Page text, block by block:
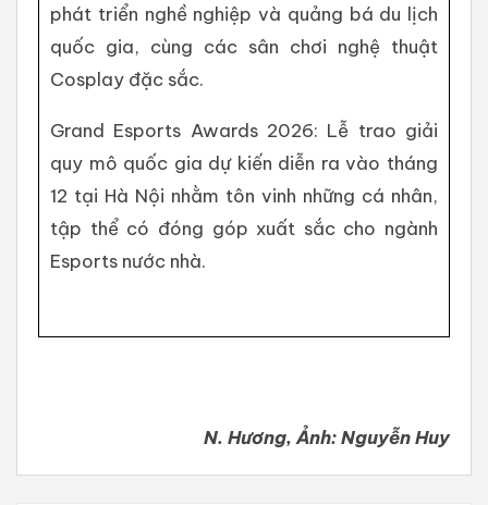
phát triển nghề nghiệp và quảng bá du lịch
quốc gia, cùng các sân chơi nghệ thuật
Cosplay đặc sắc.
Grand Esports Awards 2026: Lễ trao giải
quy mô quốc gia dự kiến diễn ra vào tháng
12 tại Hà Nội nhằm tôn vinh những cá nhân,
tập thể có đóng góp xuất sắc cho ngành
Esports nước nhà.
N. Hương, Ảnh: Nguyễn Huy